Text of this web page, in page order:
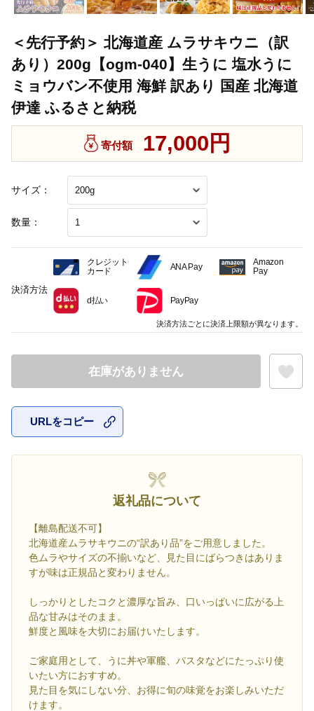
＜先行予約＞ 北海道産 ムラサキウニ（訳
あり）200g【ogm-040】生うに 塩水うに
ミョウバン不使用 海鮮 訳あり 国産 北海道
伊達 ふるさと納税
サイズ：
数量：
寄付額 17,000円
在庫がありません
URLをコピー
返礼品について
【離島配送不可】
北海道産ムラサキウニの“訳あり品”をご用意しました。
色ムラやサイズの不揃いなど、見た目にばらつきはありま
すが味は正規品と変わりません。
しっかりとしたコクと濃厚な旨み、口いっぱいに広がる上
品な甘みはそのまま。
鮮度と風味を大切にお届けいたします。
ご家庭用として、うに丼や軍艦、パスタなどにたっぷり使
いたい方におすすめ。
見た目を気にしない分、お得に旬の味覚をお楽しみいただ
けます。
決済方法
クレジット
カード
ANA Pay
Amazon
Pay
d払い PayPay
決済方法ごとに決済上限額が異なります。